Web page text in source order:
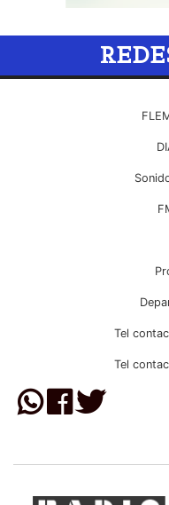
Tel
Tel